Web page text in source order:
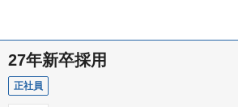
27年新卒採用
正社員